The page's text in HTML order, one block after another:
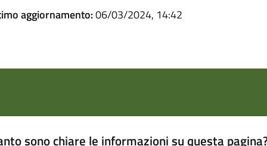
aggiornamento:06/03/2024, 14:42
sono chiare le informazioni su questa